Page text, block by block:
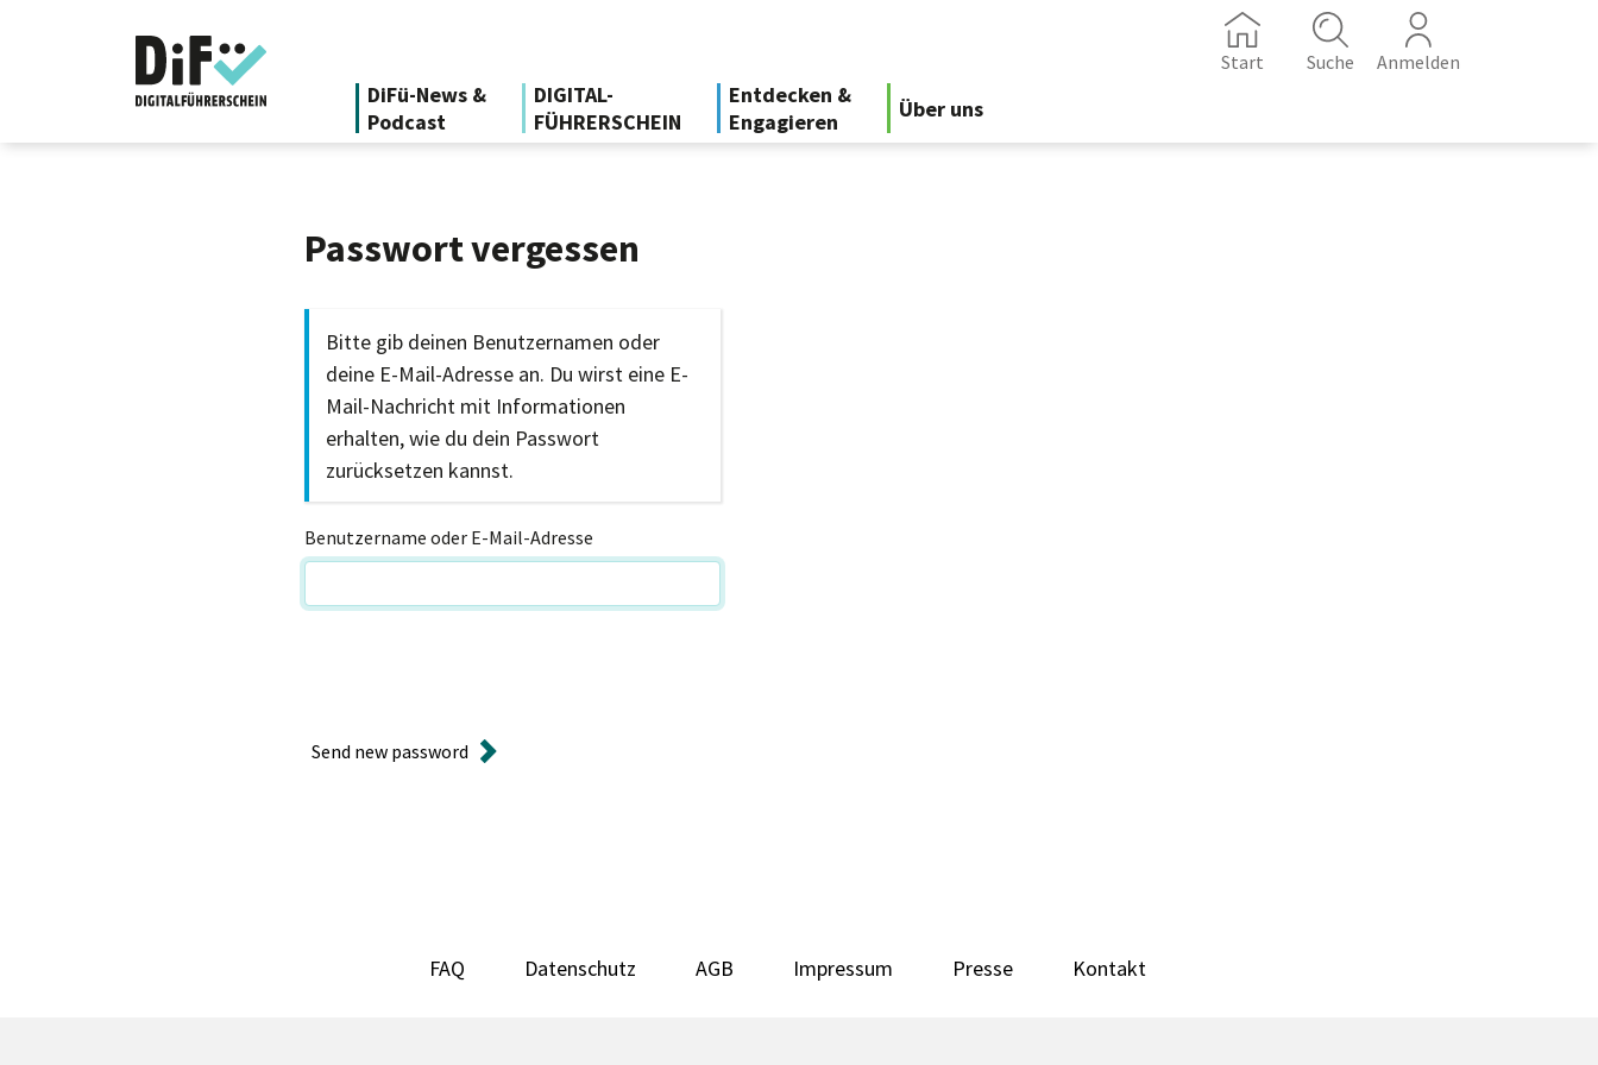
DiFü-News &
Podcast
DIGITAL-
FÜHRERSCHEIN
Entdecken &
Engagieren
Über uns
Start Suche Anmelden
Passwort vergessen
Bitte gib deinen Benutzernamen oder
deine E-Mail-Adresse an. Du wirst eine E-
Mail-Nachricht mit Informationen
erhalten, wie du dein Passwort
zurücksetzen kannst.
Benutzername oder E-Mail-Adresse
Send new password
FAQ Datenschutz AGB Impressum Presse Kontakt